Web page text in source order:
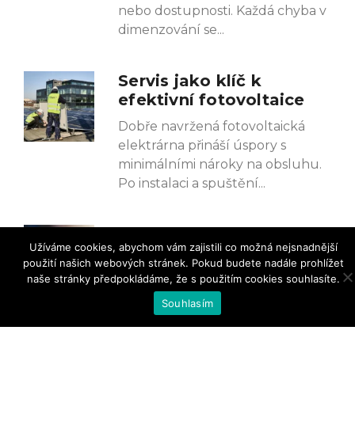
nebo dostupnosti. Každá chyba v
dimenzování se
Servis jako klíč k
efektivní fotovoltaice
Dobře navržená fotovoltaická
elektrárna přináší úspory s
minimálními nároky na obsluhu.
Po instalaci a spuštění
se SystemHouse
Solutions
Společnost EET Group, jeden z
největších evropských
Užíváme cookies, abychom vám zajistili co možná nejsnadnější
použití našich webových stránek. Pokud budete nadále prohlížet
naše stránky předpokládáme, že s použitím cookies souhlasíte.
Souhlasím